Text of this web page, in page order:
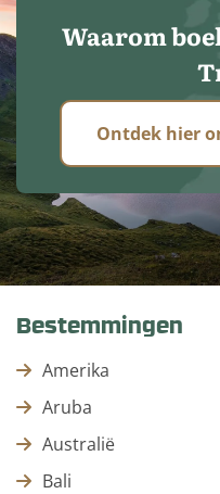
Waarom
Ontdek hier
Bestemmingen
Amerika
Aruba
Australië
Bali